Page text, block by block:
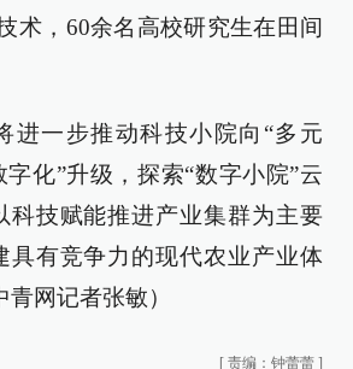
术，60余名高校研究生在田间
进一步推动科技小院向“多元
化”升级，探索“数字小院”云
科技赋能推进产业集群为主要
具有竞争力的现代农业产业体
青网记者张敏）
[ 责编：钟蕾蕾 ]